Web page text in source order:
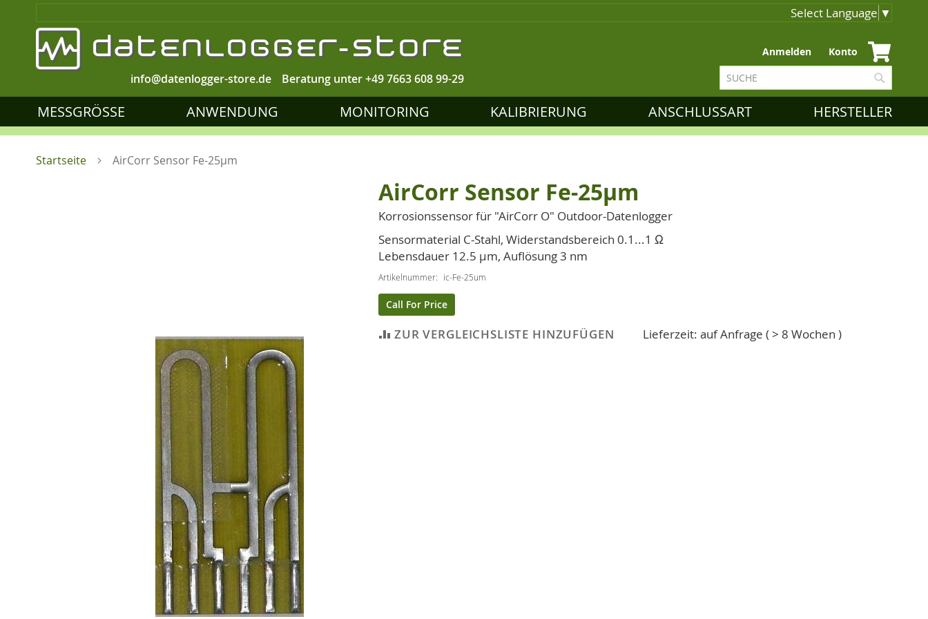
Select Language ▼
Beratung unter+49 7663 608 99-29
info@datenlogger-store.de
Zum
Inhalt
springen
Anmelden Konto
Suche
MESSGRÖSSE ANWENDUNG MONITORING KALIBRIERUNG ANSCHLUSSART HERSTELLER
Startseite AirCorr Sensor Fe-25µm
AirCorr Sensor Fe-25µm
Korrosionssensor für "AirCorr O" Outdoor-Datenlogger
Sensormaterial C-Stahl, Widerstandsbereich 0.1...1 Ω
Lebensdauer 12.5 µm, Auflösung 3 nm
Artikelnummer ic-Fe-25um
Call For Price
ZUR VERGLEICHSLISTE HINZUFÜGEN Lieferzeit: auf Anfrage ( > 8 Wochen )